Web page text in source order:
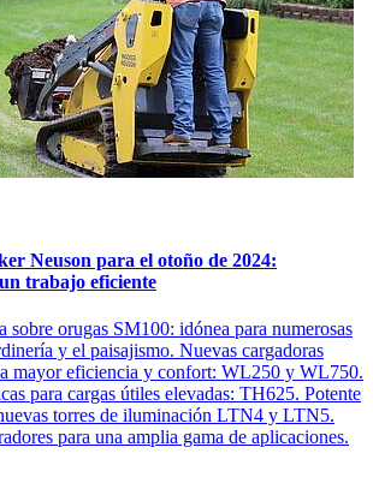
Neuson para el otoño de 2024:
trabajo eficiente
sobre orugas SM100: idónea para numerosas
y el paisajismo. Nuevas cargadoras
mayor eficiencia y confort: WL250 y WL750.
para cargas útiles elevadas: TH625. Potente
torres de iluminación LTN4 y LTN5.
para una amplia gama de aplicaciones.